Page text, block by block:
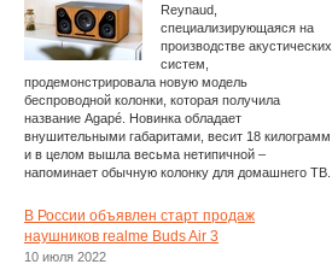
Reynaud,
специализирующаяся на
производстве акустических
систем,
продемонстрировала новую модель
беспроводной колонки, которая получила
название Agapé. Новинка обладает
внушительными габаритами, весит 18 килограмм
и в целом вышла весьма нетипичной –
напоминает обычную колонку для домашнего ТВ.
В России объявлен старт продаж
наушников realme Buds Air 3
10 июля 2022